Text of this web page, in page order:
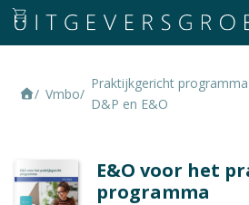
Vmbo
Praktijkgericht
D&P en E&O
E&O voor het
programma